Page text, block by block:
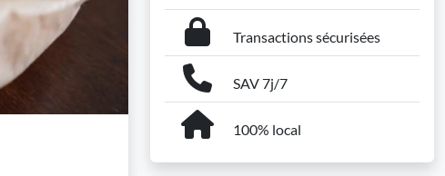
Transactions sécurisées
SAV 7j/7
100% local